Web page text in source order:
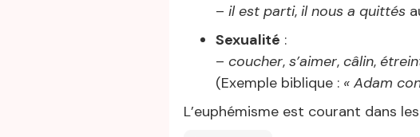
– il est parti, il nous a quittés
Sexualité :
– coucher, s’aimer, câlin,
(Exemple biblique : « Adam
L’euphémisme est courant dans les